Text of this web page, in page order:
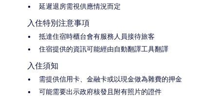
延遲退房需視供應情況而定
入住特別注意事項
抵達住宿時櫃台會有服務人員接待旅客
住宿提供的資訊可能經由自動翻譯工具翻譯
入住須知
需提供信用卡、金融卡或以現金做為雜費的押金
可能需要出示政府核發且附有照片的證件